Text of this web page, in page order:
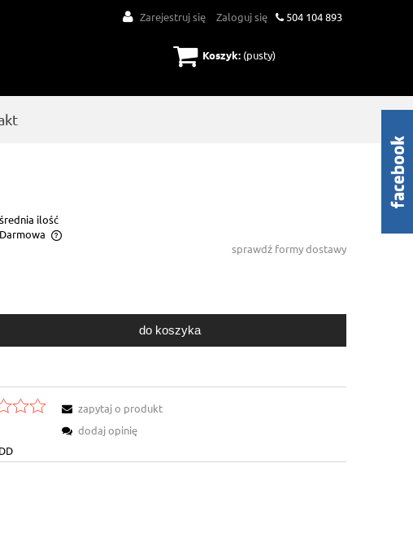
504 104 893
Zarejestruj się Zaloguj się
Koszyk: (pusty)
średnia ilość
Darmowa
sprawdź formy dostawy
do koszyka
zapytaj o produkt
dodaj opinię